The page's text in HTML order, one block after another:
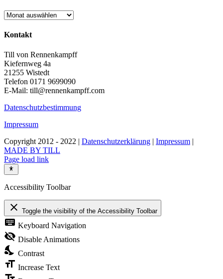
Archiv
Kontakt
Till von Rennenkampff
Kiefernweg 4a
21255 Wistedt
Telefon 0171 9699090
E-Mail: till@rennenkampff.com
Datenschutzbestimmung
Impressum
Copyright 2012 - 2022 | Datenschutzerklärung | Impressum |
MADE BY TILL
Page load link
Accessibility Toolbar
close Toggle the visibility of the Accessibility Toolbar
keyboard Keyboard Navigation
visibility_off Disable Animations
nights_stay Contrast
format_size Increase Text